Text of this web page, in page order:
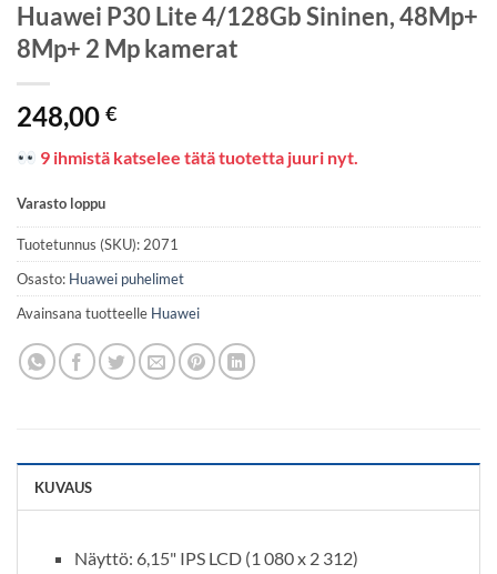
Huawei P30 Lite 4/128Gb Sininen, 48Mp+
8Mp+ 2 Mp kamerat
248,00 €
9 ihmistä katselee tätä tuotetta juuri nyt.
Varasto loppu
Tuotetunnus (SKU): 2071
Osasto: Huawei puhelimet
Avainsana tuotteelle Huawei
KUVAUS
Näyttö: 6,15" IPS LCD (1 080 x 2 312)